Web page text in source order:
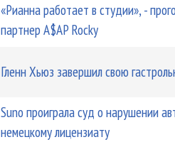
«Рианна работает в студии», -
партнер A$AP Rocky
Гленн Хьюз завершил свою
Suno проиграла суд о нарушении
немецкому лицензиату